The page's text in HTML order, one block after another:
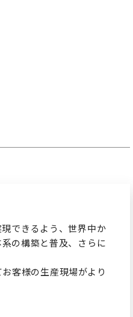
できるよう、世界中か
の構築と普及、さらに
客様の生産現場がより